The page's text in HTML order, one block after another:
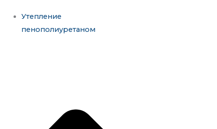
Утепление
пенополиуретаном